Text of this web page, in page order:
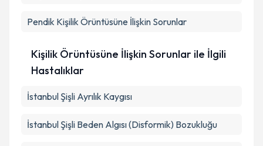
Pendik Kişilik Örüntüsüne İlişkin Sorunlar
Kişilik Örüntüsüne İlişkin Sorunlar ile İlgili
Hastalıklar
İstanbul Şişli Ayrılık Kaygısı
İstanbul Şişli Beden Algısı (Disformik) Bozukluğu